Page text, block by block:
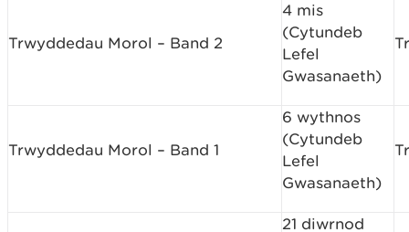
Trwyddedau Morol – Band 2
4 mis
(Cytundeb
Lefel
Gwasanaeth)
Trwyddedau Morol – Band 1
6 wythnos
(Cytundeb
Lefel
Gwasanaeth)
21 diwrnod